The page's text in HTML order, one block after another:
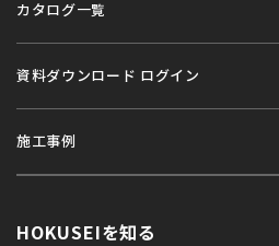
カタログ一覧
資料ダウンロード ログイン
施工事例
HOKUSEIを知る